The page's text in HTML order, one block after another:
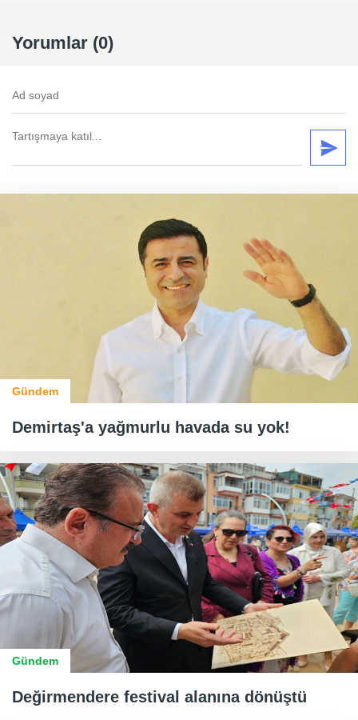
Yorumlar (0)
Gündem
Demirtaş'a yağmurlu havada su yok!
Gündem
Değirmendere festival alanına dönüştü